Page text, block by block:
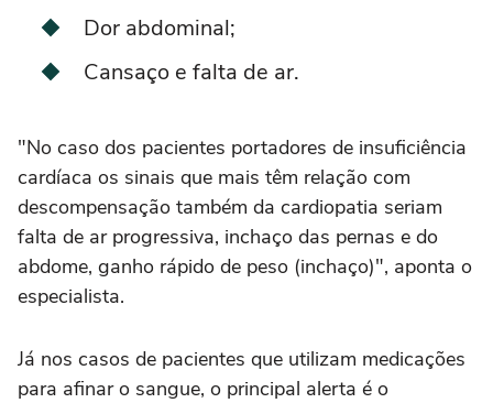
Dor abdominal;
Cansaço e falta de ar.
"No caso dos pacientes portadores de insuficiência
cardíaca os sinais que mais têm relação com
descompensação também da cardiopatia seriam
falta de ar progressiva, inchaço das pernas e do
abdome, ganho rápido de peso (inchaço)", aponta o
especialista.
Já nos casos de pacientes que utilizam medicações
para afinar o sangue, o principal alerta é o